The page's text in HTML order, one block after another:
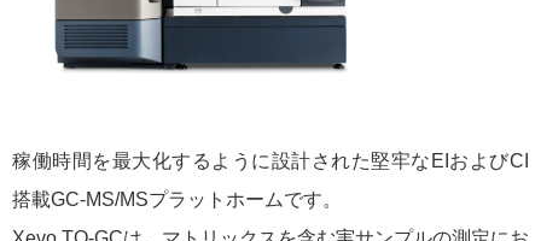
稼働時間を最大化するように設計された堅牢なEIおよびCI
搭載GC-MS/MSプラットホームです。